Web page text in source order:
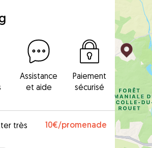
Assistance
et aide
Paiement
sécurisé
très
10€/promenade